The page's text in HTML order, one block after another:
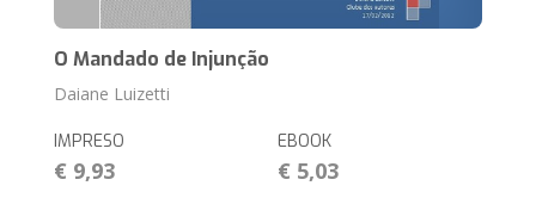
O Mandado de Injunção
Daiane Luizetti
IMPRESO
€ 9,93
EBOOK
€ 5,03